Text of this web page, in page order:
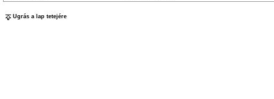
Ugrás a lap tetejére